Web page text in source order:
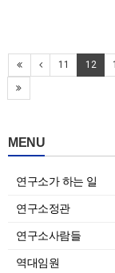
11 12
MENU
연구소가 하는 일
연구소정관
연구소사람들
역대임원